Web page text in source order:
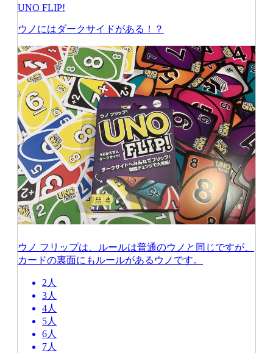
UNO FLIP!
ウノにはダークサイドがある！？
ウノ フリップは、ルールは普通のウノと同じですが、
カードの裏面にもルールがあるウノです。
2人
3人
4人
5人
6人
7人